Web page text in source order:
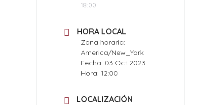
18:00
HORA LOCAL
Zona horaria:
America/New_York
Fecha: 03 Oct 2023
Hora: 12:00
LOCALIZACIÓN